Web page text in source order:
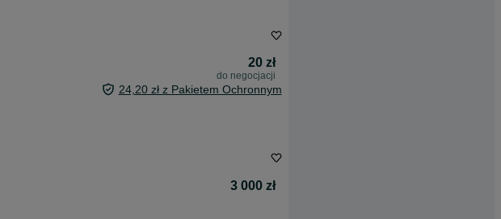
20 zł
do negocjacji
24,20 zł z Pakietem Ochronnym
3 000 zł